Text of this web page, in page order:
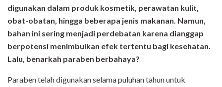
digunakan dalam produk kosmetik, perawatan kulit,
obat-obatan, hingga beberapa jenis makanan. Namun,
bahan ini sering menjadi perdebatan karena dianggap
berpotensi menimbulkan efek tertentu bagi kesehatan.
Lalu, benarkah paraben berbahaya?
Paraben telah digunakan selama puluhan tahun untuk